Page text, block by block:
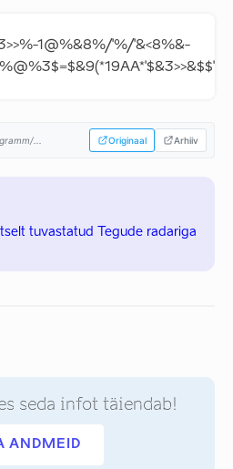
1@%&8%/'%/'&<8%&-
... Originaal Arhiiv
tuvastatud Tegude radariga
seda infot täiendab!
ANDMEID